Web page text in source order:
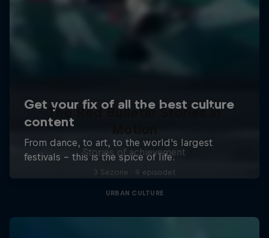
The Red Bulletin Stories in
Stories of achievement
3 Sezone · 9 episodet
URBAN CULTURE